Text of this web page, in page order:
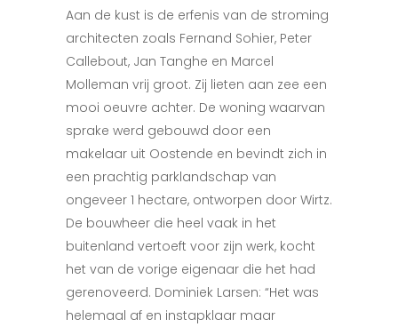
Aan de kust is de erfenis van de stroming
architecten zoals Fernand Sohier, Peter
Callebout, Jan Tanghe en Marcel
Molleman vrij groot. Zij lieten aan zee een
mooi oeuvre achter. De woning waarvan
sprake werd gebouwd door een
makelaar uit Oostende en bevindt zich in
een prachtig parklandschap van
ongeveer 1 hectare, ontworpen door Wirtz.
De bouwheer die heel vaak in het
buitenland vertoeft voor zijn werk, kocht
het van de vorige eigenaar die het had
gerenoveerd. Dominiek Larsen: “Het was
helemaal af en instapklaar maar